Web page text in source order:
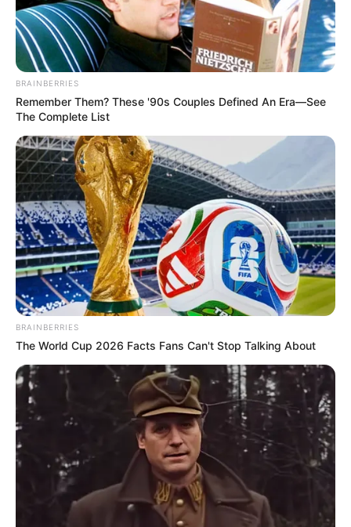
BRAINBERRIES
Remember Them? These '90s Couples Defined An Era—See
The Complete List
BRAINBERRIES
The World Cup 2026 Facts Fans Can't Stop Talking About